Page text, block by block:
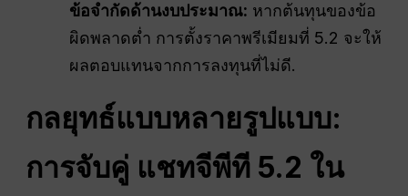
ข้อจำกัดด้านงบประมาณ: หากต้นทุนของข้อ
ผิดพลาดต่ำ การตั้งราคาพรีเมียมที่ 5.2 จะให้
ผลตอบแทนจากการลงทุนที่ไม่ดี.
กลยุทธ์แบบหลายรูปแบบ:
การจับคู่ แชทจีพีที 5.2 ใน